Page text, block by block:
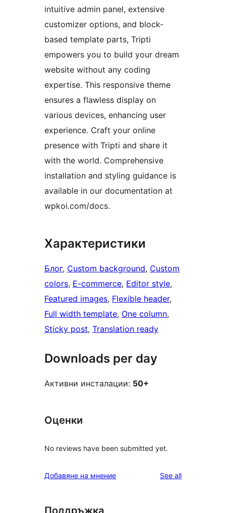
intuitive admin panel, extensive
customizer options, and block-
based template parts, Tripti
empowers you to build your dream
website without any coding
expertise. This responsive theme
ensures a flawless display on
various devices, enhancing user
experience. Craft your online
presence with Tripti and share it
with the world. Comprehensive
installation and styling guidance is
available in our documentation at
wpkoi.com/docs.
Характеристики
Блог, Custom background, Custom
colors, E-commerce, Editor style
Featured images, Flexible header
Full width template, One column
Sticky post, Translation ready
Downloads per day
Активни инсталации: 50+
Оценки
No reviews have been submitted yet.
Добавяне на мнение See allreviews
Поддръжка